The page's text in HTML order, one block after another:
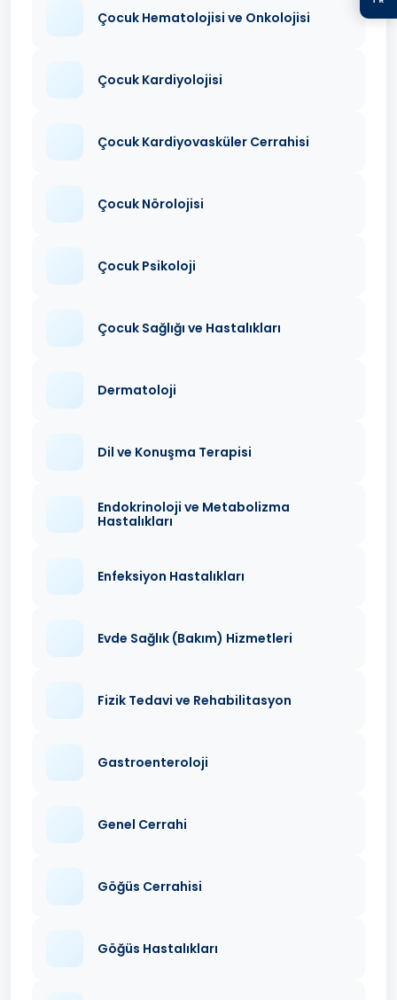
Çocuk Hematolojisi ve Onkolojisi
Çocuk Kardiyolojisi
Çocuk Kardiyovasküler Cerrahisi
Çocuk Nörolojisi
Çocuk Psikoloji
Çocuk Sağlığı ve Hastalıkları
Dermatoloji
Dil ve Konuşma Terapisi
Endokrinoloji ve Metabolizma
Hastalıkları
Enfeksiyon Hastalıkları
Evde Sağlık (Bakım) Hizmetleri
Fizik Tedavi ve Rehabilitasyon
Gastroenteroloji
Genel Cerrahi
Göğüs Cerrahisi
Göğüs Hastalıkları